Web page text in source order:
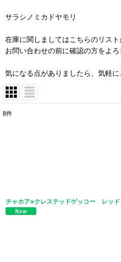
サラシノミカドヤモリ
在庫に関しましてはこちらのリスト
お問い合わせの前に確認の方をよろ
気になる点がありましたら、気軽に
8件
チャホア×クレステッドゲッコー レッ